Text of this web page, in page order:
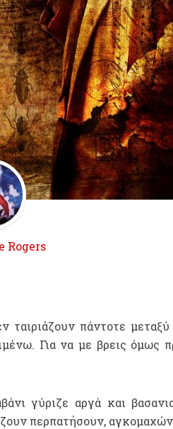
Rogers
ταιριάζουν πάντοτε
Για να με βρεις όμως
γύριζε αργά και
περπατήσουν,